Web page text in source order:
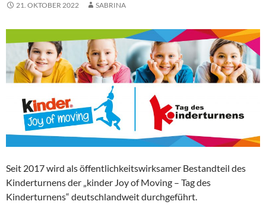
21. OKTOBER 2022 SABRINA
Seit 2017 wird als öffentlichkeitswirksamer Bestandteil des
Kinderturnens der „kinder Joy of Moving – Tag des
Kinderturnens“ deutschlandweit durchgeführt.